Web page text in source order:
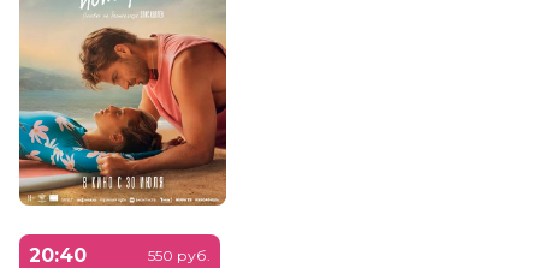
20:40
550 руб.